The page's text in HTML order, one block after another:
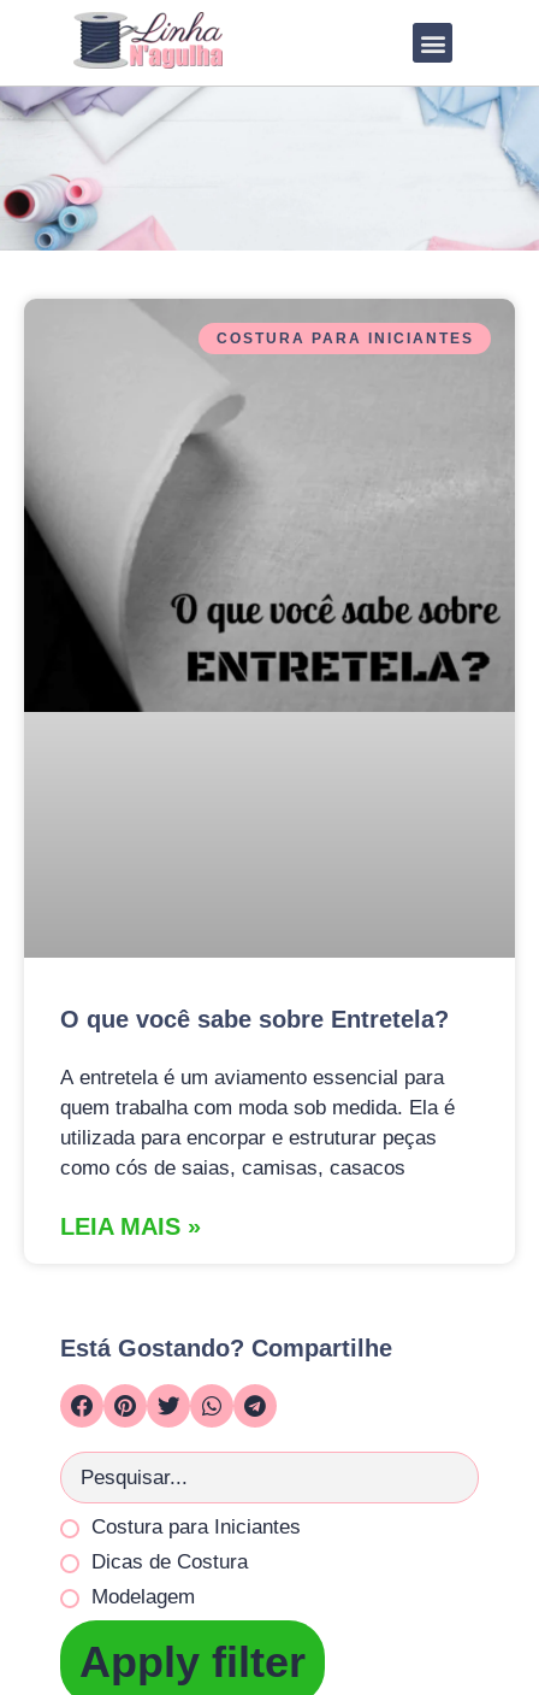
COSTURA PARA INICIANTES
O que você sabe sobre Entretela?
A entretela é um aviamento essencial para
quem trabalha com moda sob medida. Ela é
utilizada para encorpar e estruturar peças
como cós de saias, camisas, casacos
LEIA MAIS »
Está Gostando? Compartilhe
Costura para Iniciantes
Dicas de Costura
Modelagem
Apply filter